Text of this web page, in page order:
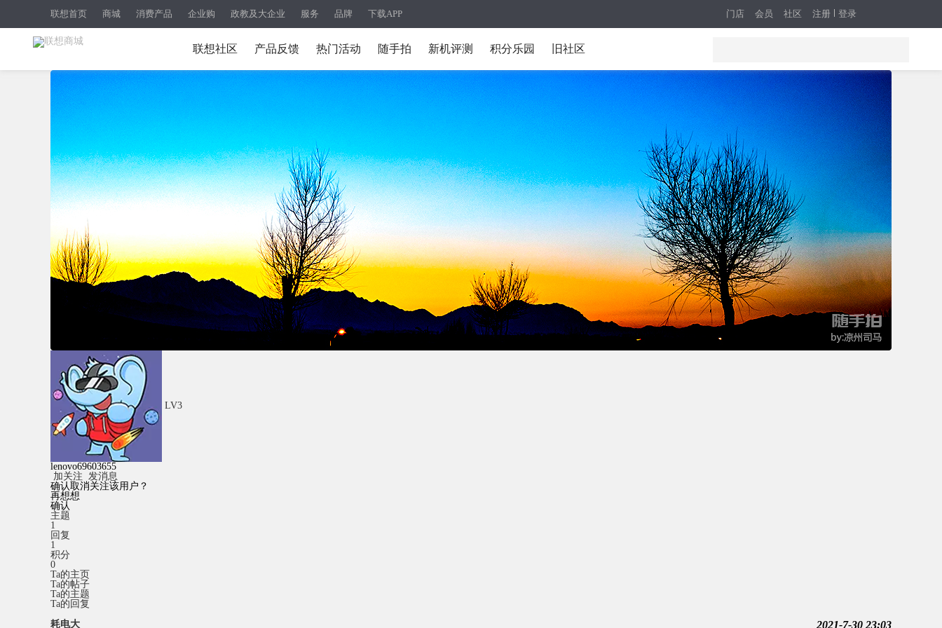
联想首页 商城 消费产品 企业购 政教及大企业 服务 品牌 下载APP 注册 登录
门店 会员 社区
联想社区 产品反馈 热门活动 随手拍 新机评测 积分乐园 旧社区
LV3
lenovo69603655
加关注 发消息
确认取消关注该用户？
再想想
确认
主题
1
回复
1
积分
0
Ta的主页
Ta的帖子
Ta的主题
Ta的回复
耗电大
2021-7-30 23:03